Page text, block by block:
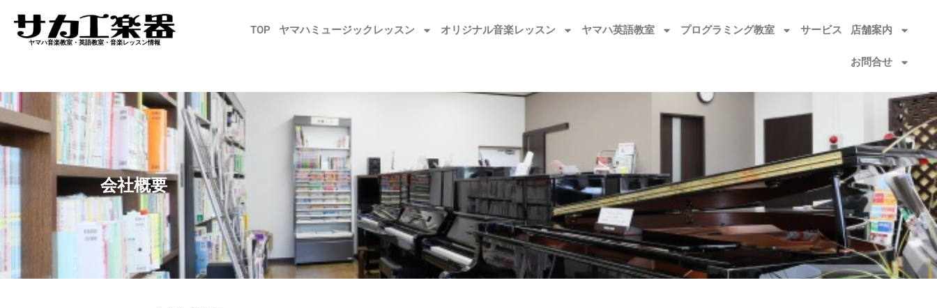
ッ
ヤマハ音楽教室・英語教室・音楽レッスン情報
TOP ヤマハミュージックレッスン オリジナル音楽レッスン ヤマハ英語教室​ プログラミング教室 サービス 店舗案内
お問合せ
会社概要